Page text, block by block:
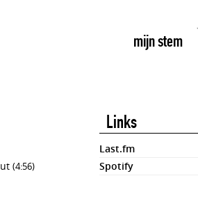
mijn stem
(4:56)
Links
Last.fm
Spotify